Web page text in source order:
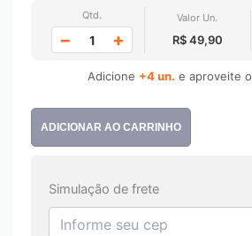
Qtd.
− +
Valor Un.
R$ 49,90
Adicione +4 un. e aproveite o
ADICIONAR AO CARRINHO
Simulação de frete